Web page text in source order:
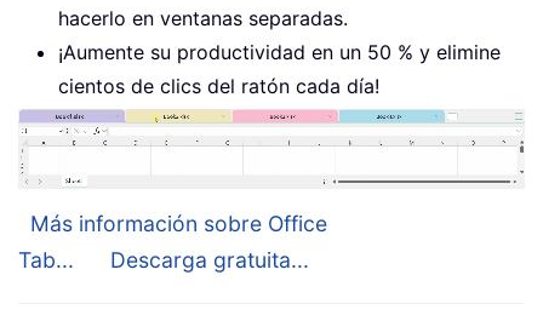
hacerlo en ventanas separadas.
¡Aumente su productividad en un 50 % y elimine
cientos de clics del ratón cada día!
Más información sobre Office
Tab...
Descarga gratuita...